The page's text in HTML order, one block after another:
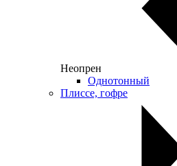
Неопрен
Однотонный
Плиссе, гофре